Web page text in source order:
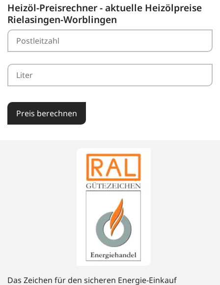
Heizöl-Preisrechner - aktuelle Heizölpreise
Rielasingen-Worblingen
Preis berechnen
Das Zeichen für den sicheren Energie-Einkauf